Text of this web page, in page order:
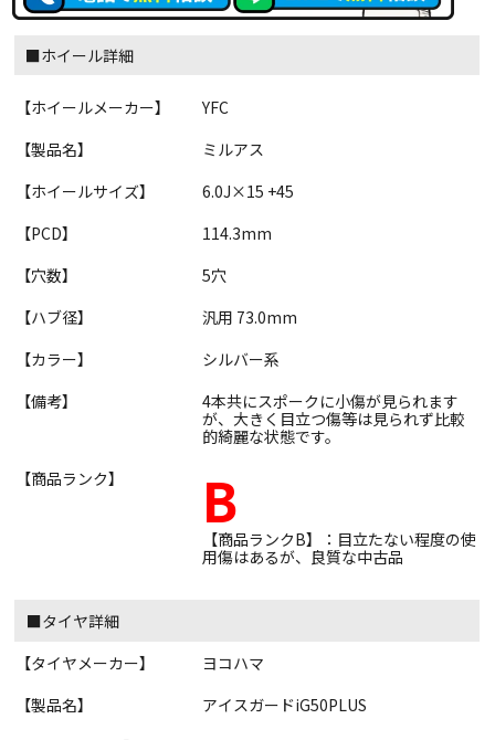
■ホイール詳細
【ホイールメーカー】
YFC
【製品名】
ミルアス
【ホイールサイズ】
6.0J×15 +45
【PCD】
114.3mm
【穴数】
5穴
【ハブ径】
汎用 73.0mm
【カラー】
シルバー系
【備考】
4本共にスポークに小傷が見られます
が、大きく目立つ傷等は見られず比較
的綺麗な状態です。
【商品ランク】
B
【商品ランクB】：目立たない程度の使
用傷はあるが、良質な中古品
■タイヤ詳細
【タイヤメーカー】
ヨコハマ
【製品名】
アイスガードiG50PLUS